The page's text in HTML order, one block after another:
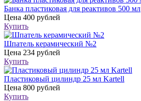
Банка пластиковая для реактивов 500 мл
Цена 400 рублей
Купить
Шпатель керамический №2
Цена 234 рублей
Купить
Пластиковый цилиндр 25 мл Kartell
Цена 800 рублей
Купить